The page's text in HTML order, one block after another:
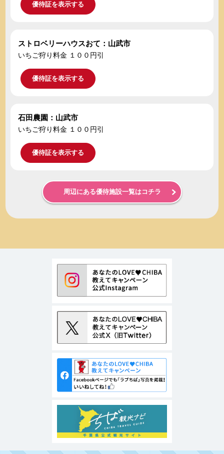
優待証を表示する
ストロベリーハウスおて：山武市
いちご狩り料金 １００円引
優待証を表示する
石田農園：山武市
いちご狩り料金 １００円引
優待証を表示する
周辺にある優待施設一覧はコチラ